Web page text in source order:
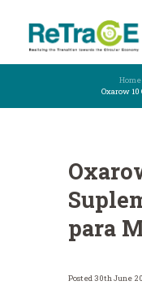
Home
Oxarow 10
para
30th June